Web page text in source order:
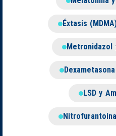
Éxtasis
Metronidazol
LSD y